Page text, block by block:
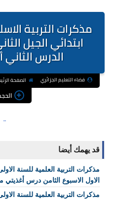
مذكرات التربية
ابتدائي الجيل
الدرس
فضاء التعليم الجزائري الصفحة
قد يهمك أيضا
مذكرات التربية العلمية للسنة
الاول الاسبوع الثامن درس أغذيتي
مذكرات التربية العلمية للسنة